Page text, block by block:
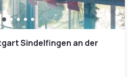
Sindelfingen an der